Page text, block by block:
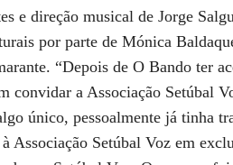
e direção musical de Jorge
por parte de Mónica
“Depois de O Bando ter
convidar a Associação Setúbal
único, pessoalmente já tinha
Associação Setúbal Voz em